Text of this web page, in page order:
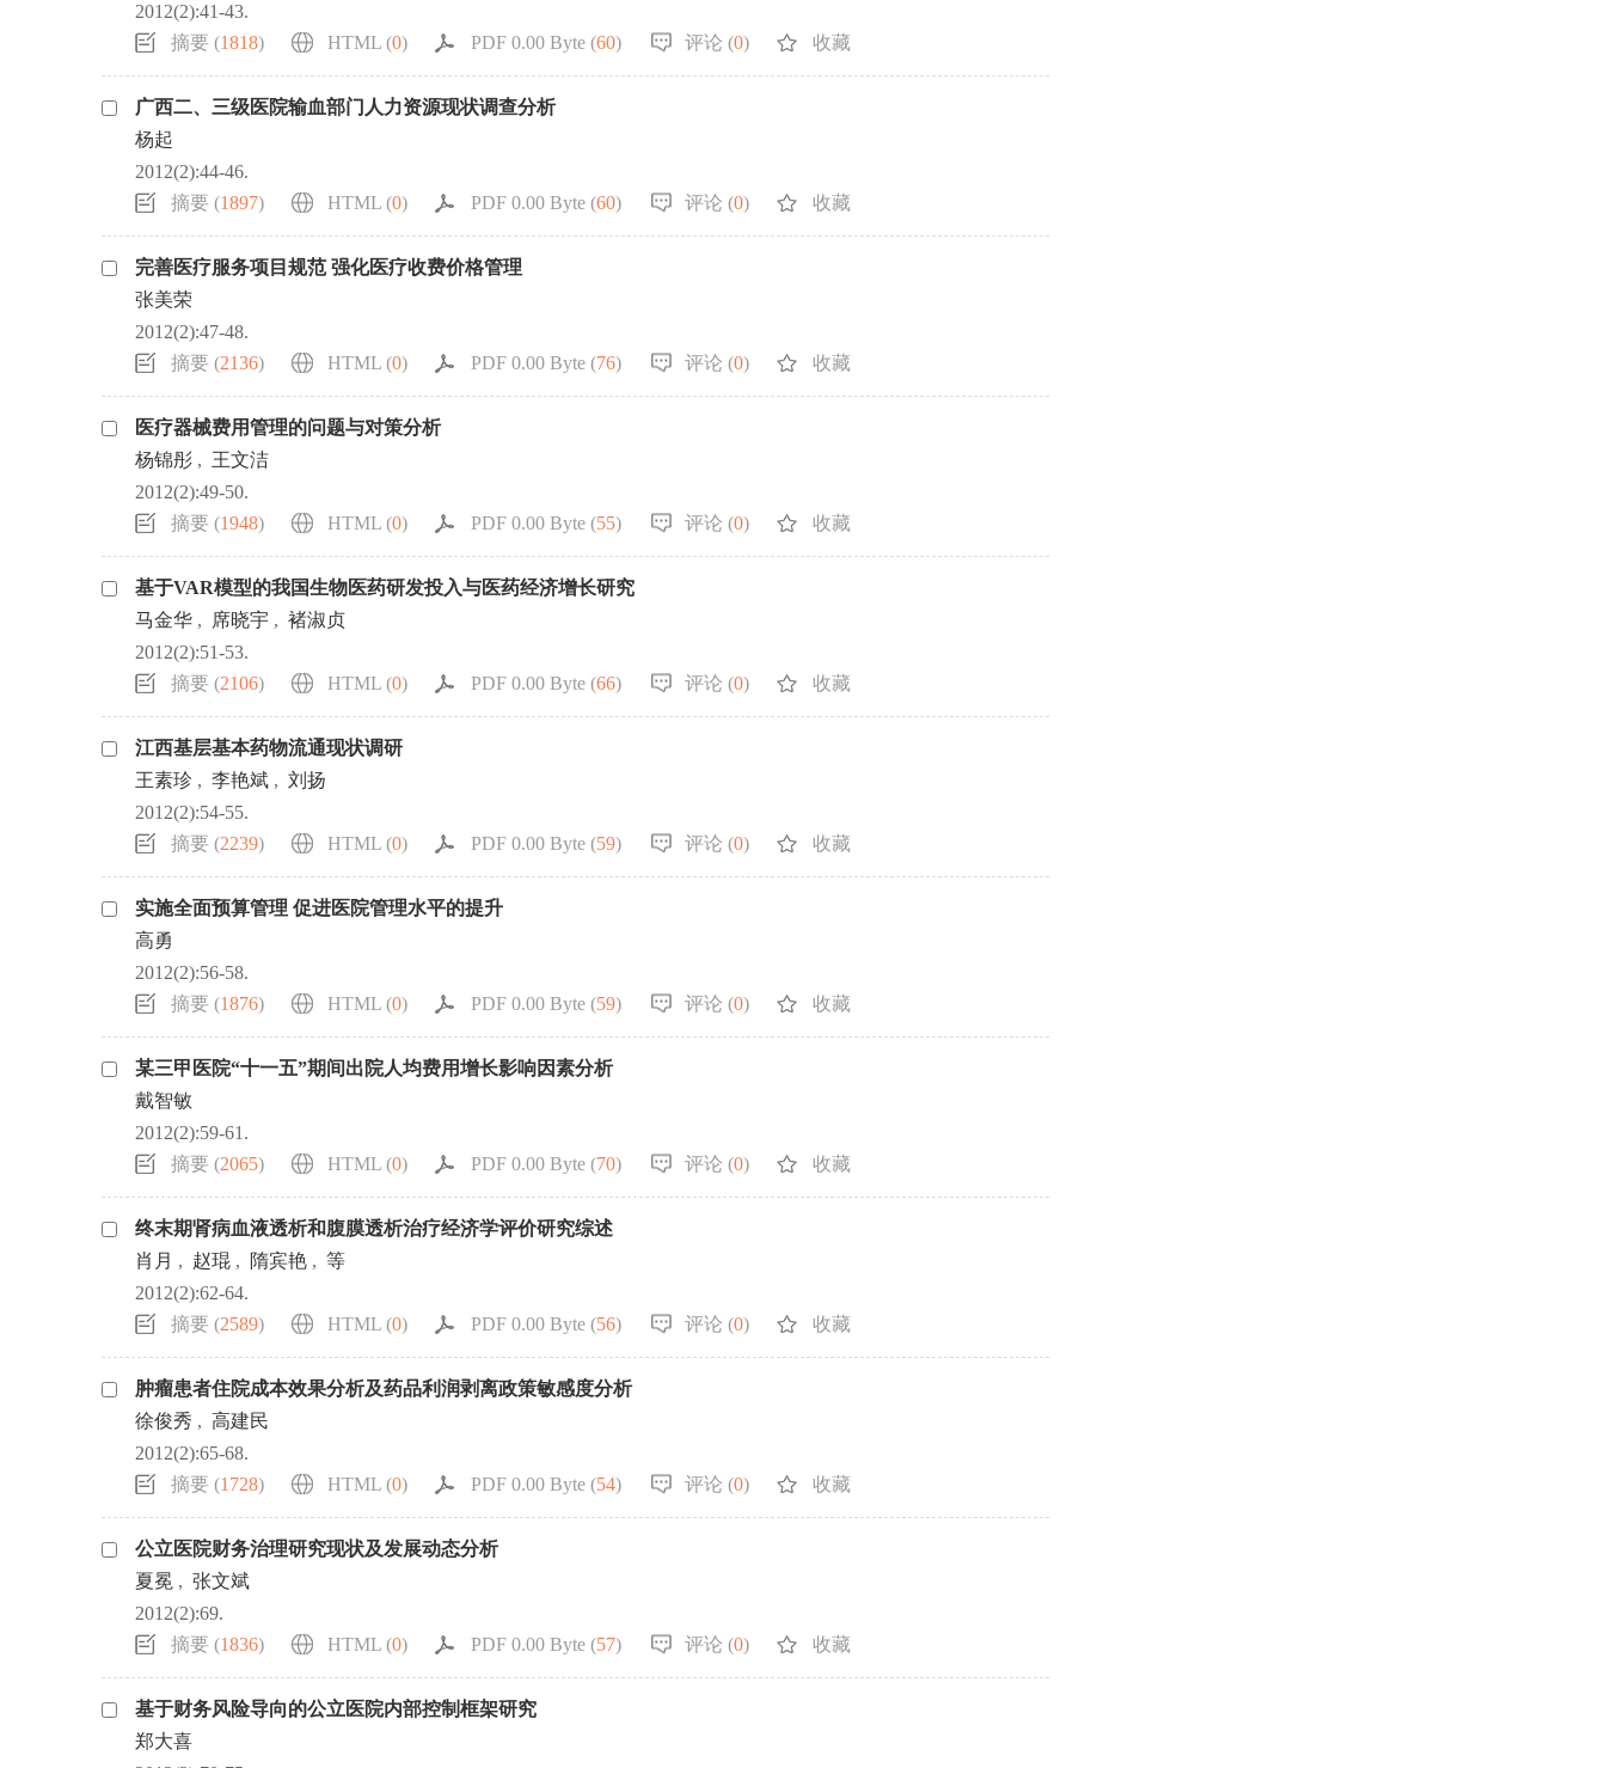
2012(2):41-43.
摘要 (1818) HTML (0) PDF 0.00 Byte (60) 评论 (0) 收藏
广西二、三级医院输血部门人力资源现状调查分析
杨起
2012(2):44-46.
摘要 (1897) HTML (0) PDF 0.00 Byte (60) 评论 (0) 收藏
完善医疗服务项目规范 强化医疗收费价格管理
张美荣
2012(2):47-48.
摘要 (2136) HTML (0) PDF 0.00 Byte (76) 评论 (0) 收藏
医疗器械费用管理的问题与对策分析
杨锦彤 , 王文洁
2012(2):49-50.
摘要 (1948) HTML (0) PDF 0.00 Byte (55) 评论 (0) 收藏
基于VAR模型的我国生物医药研发投入与医药经济增长研究
马金华 , 席晓宇 , 褚淑贞
2012(2):51-53.
摘要 (2106) HTML (0) PDF 0.00 Byte (66) 评论 (0) 收藏
江西基层基本药物流通现状调研
王素珍 , 李艳斌 , 刘扬
2012(2):54-55.
摘要 (2239) HTML (0) PDF 0.00 Byte (59) 评论 (0) 收藏
实施全面预算管理 促进医院管理水平的提升
高勇
2012(2):56-58.
摘要 (1876) HTML (0) PDF 0.00 Byte (59) 评论 (0) 收藏
某三甲医院“十一五”期间出院人均费用增长影响因素分析
戴智敏
2012(2):59-61.
摘要 (2065) HTML (0) PDF 0.00 Byte (70) 评论 (0) 收藏
终末期肾病血液透析和腹膜透析治疗经济学评价研究综述
肖月 , 赵琨 , 隋宾艳 , 等
2012(2):62-64.
摘要 (2589) HTML (0) PDF 0.00 Byte (56) 评论 (0) 收藏
肿瘤患者住院成本效果分析及药品利润剥离政策敏感度分析
徐俊秀 , 高建民
2012(2):65-68.
摘要 (1728) HTML (0) PDF 0.00 Byte (54) 评论 (0) 收藏
公立医院财务治理研究现状及发展动态分析
夏冕 , 张文斌
2012(2):69.
摘要 (1836) HTML (0) PDF 0.00 Byte (57) 评论 (0) 收藏
基于财务风险导向的公立医院内部控制框架研究
郑大喜